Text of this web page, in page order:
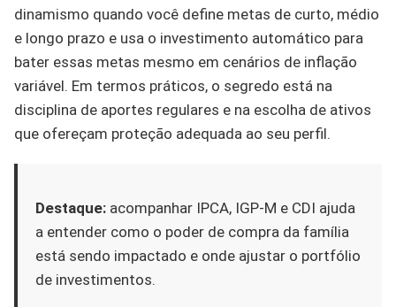
dinamismo quando você define metas de curto, médio
e longo prazo e usa o investimento automático para
bater essas metas mesmo em cenários de inflação
variável. Em termos práticos, o segredo está na
disciplina de aportes regulares e na escolha de ativos
que ofereçam proteção adequada ao seu perfil.
Destaque: acompanhar IPCA, IGP-M e CDI ajuda
a entender como o poder de compra da família
está sendo impactado e onde ajustar o portfólio
de investimentos.